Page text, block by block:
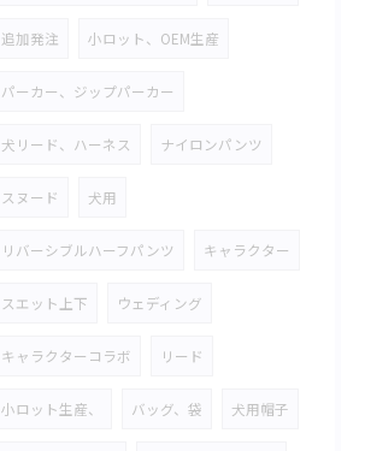
追加発注 小ロット、OEM生産
パーカー、ジップパーカー
犬リード、ハーネス ナイロンパンツ
スヌード 犬用
リバーシブルハーフパンツ キャラクター
スエット上下 ウェディング
キャラクターコラボ リード
小ロット生産、 バッグ、袋 犬用帽子